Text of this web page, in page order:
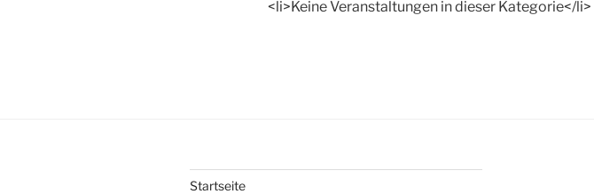
<li>Keine Veranstaltungen in dieser Kategorie</li>
Startseite